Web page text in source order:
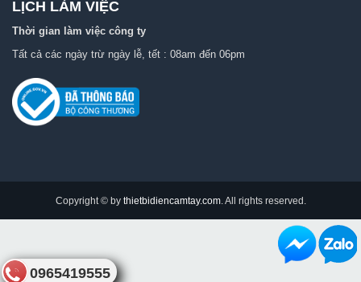
LỊCH LÀM VIỆC
Thời gian làm việc công ty
Tất cả các ngày trừ ngày lễ, tết : 08am đến 06pm
Copyright © by thietbidiencamtay.com. All rights reserved.
0965419555